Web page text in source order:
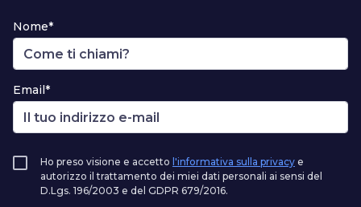
Nome*
Email*
Ho preso visione e accetto l'informativa sulla privacy e
autorizzo il trattamento dei miei dati personali ai sensi del
D.Lgs. 196/2003 e del GDPR 679/2016.